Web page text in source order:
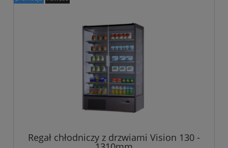
Regał chłodniczy z drzwiami Vision 130 -